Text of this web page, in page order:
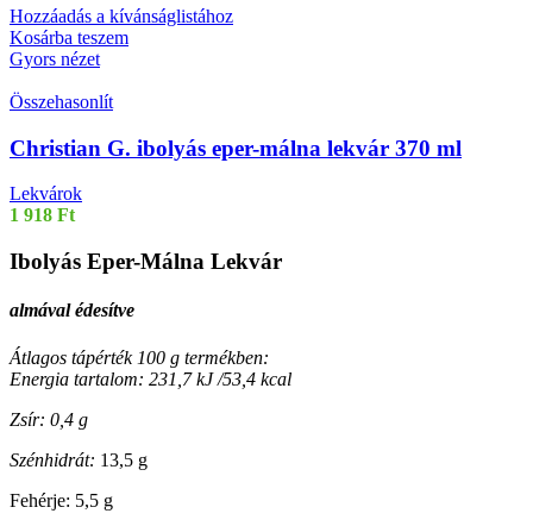
Hozzáadás a kívánságlistához
Kosárba teszem
Gyors nézet
Összehasonlít
Christian G. ibolyás eper-málna lekvár 370 ml
Lekvárok
1 918 Ft
Ibolyás Eper-Málna Lekvár
almával édesítve
Átlagos tápérték 100 g termékben:
Energia tartalom: 231,7 kJ /53,4 kcal
Zsír: 0,4 g
Szénhidrát: 13,5 g
Fehérje: 5,5 g